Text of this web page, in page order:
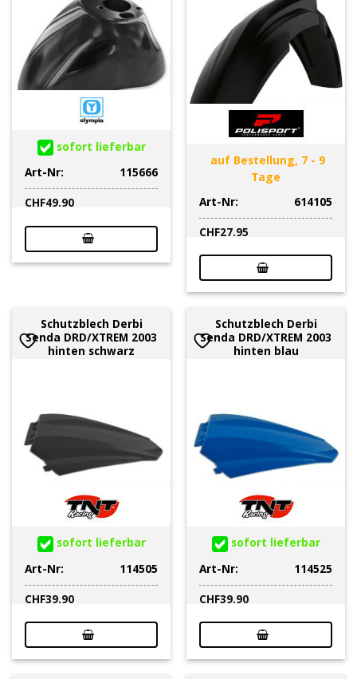
sofort lieferbar
Art-Nr:
115666
CHF49.90
auf Bestellung, 7 - 9
Tage
Art-Nr:
614105
CHF27.95
Schutzblech Derbi
Senda DRD/XTREM 2003
hinten schwarz
sofort lieferbar
Art-Nr:
114505
CHF39.90
Schutzblech Derbi
Senda DRD/XTREM 2003
hinten blau
sofort lieferbar
Art-Nr:
114525
CHF39.90